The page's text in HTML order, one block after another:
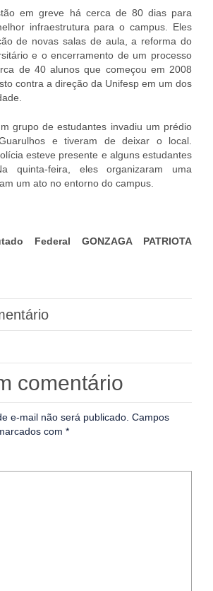
em greve há cerca de 80 dias para
infraestrutura para o campus. Eles
de novas salas de aula, a reforma do
e o encerramento de um processo
de 40 alunos que começou em 2008
contra a direção da Unifesp em um dos
grupo de estudantes invadiu um prédio
e tiveram de deixar o local.
esteve presente e alguns estudantes
quinta-feira, eles organizaram uma
um ato no entorno do campus.
Federal GONZAGA PATRIOTA
comentário
e-mail não será publicado. Campos
com *